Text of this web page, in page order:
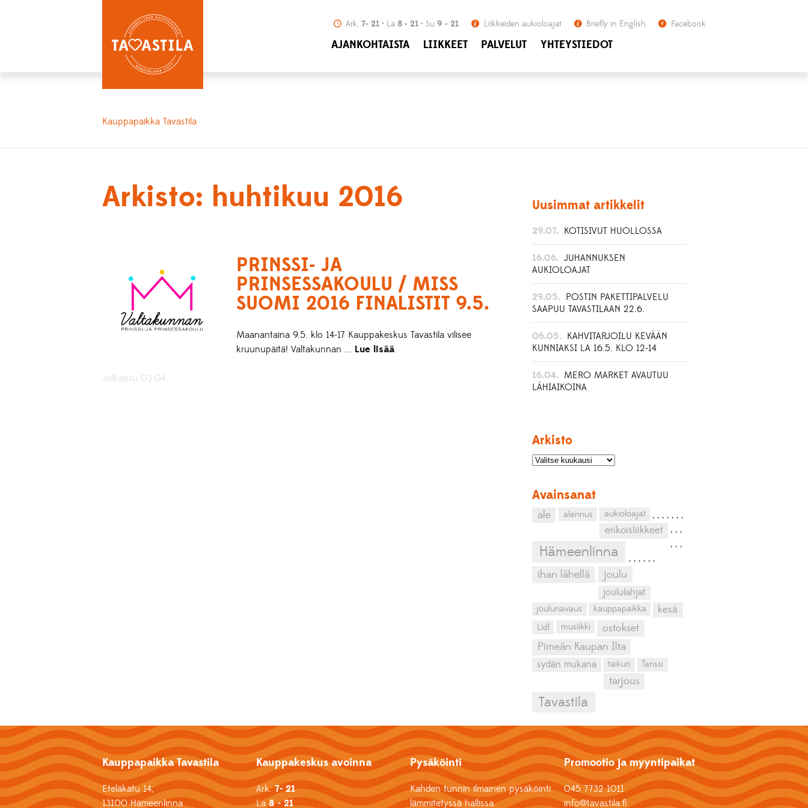
Ark. 7- 21 La 8 - 21 Su 9 - 21 Liikkeiden aukioloajat Briefly in English Facebook
AJANKOHTAISTA LIIKKEET PALVELUT YHTEYSTIEDOT
Kauppapaikka Tavastila
Arkisto: huhtikuu 2016
PRINSSI- JA
PRINSESSAKOULU / MISS
SUOMI 2016 FINALISTIT 9.5.
Maanantaina 9.5. klo 14-17 Kauppakeskus Tavastila vilisee
kruunupäitä! Valtakunnan ... Lue lisää
Julkaistu 03.04.
Uusimmat artikkelit
29.07. KOTISIVUT HUOLLOSSA
16.06. JUHANNUKSEN
AUKIOLOAJAT
29.05. POSTIN PAKETTIPALVELU
SAAPUU TAVASTILAAN 22.6.
06.05. KAHVITARJOILU KEVÄÄN
KUNNIAKSI LA 16.5. KLO 12-14
16.04. MERO MARKET AVAUTUU
LÄHIAIKOINA
Arkisto
Avainsanat
ale ,
alennus ,
aukioloajat ,
erikoisliikkeet
,
Hämeenlinna
,
ihan lähellä
,
joulu
,
joululahjat
,
joulunavaus
,
kauppapaikka
,
kesä
,
Lidl
,
musiikki
,
ostokset
,
Pimeän Kaupan Ilta
,
sydän mukana
,
taikuri
,
Tanssi
,
tarjous
,
Tavastila
Kauppapaikka Tavastila
Eteläkatu 14,
13100 Hämeenlinna
Kauppakeskus avoinna
Ark.7- 21
La 8 - 21
Pysäköinti
Kahden tunnin ilmainen pysäköinti
lämmitetyssä hallissa.
Promootio ja myyntipaikat
045 7732 1011
info@tavastila.fi